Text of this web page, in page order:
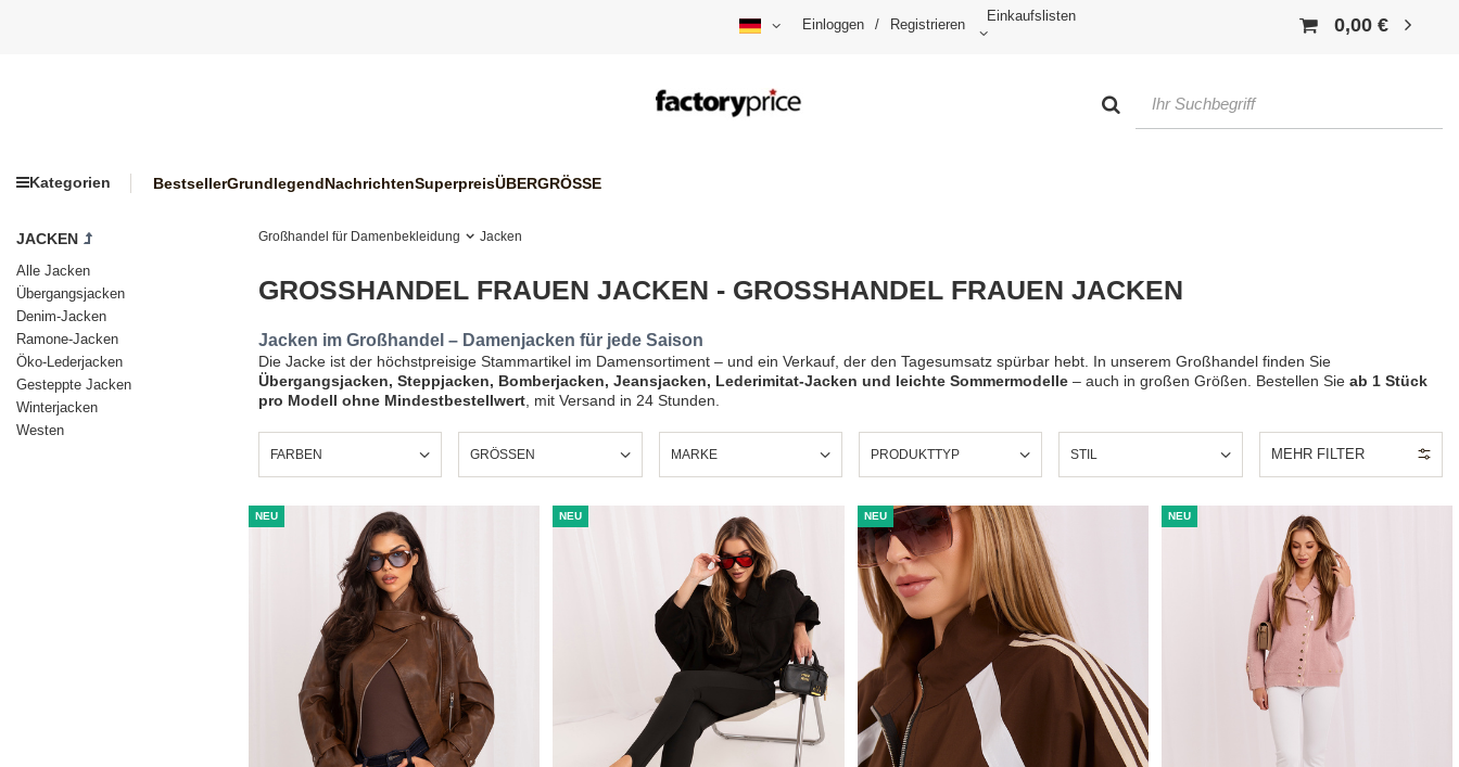
Einloggen / Registrieren
Einkaufslisten 0,00 €
Kategorien BestsellerGrundlegendNachrichtenSuperpreisÜBERGRÖSSE
JACKEN
Alle Jacken
Übergangsjacken
Denim-Jacken
Ramone-Jacken
Öko-Lederjacken
Gesteppte Jacken
Winterjacken
Westen
Großhandel für Damenbekleidung Jacken
GROSSHANDEL FRAUEN JACKEN - GROSSHANDEL FRAUEN JACKEN
Jacken im Großhandel – Damenjacken für jede Saison
Die Jacke ist der höchstpreisige Stammartikel im Damensortiment – und ein Verkauf, der den Tagesumsatz spürbar hebt. In unserem Großhandel finden Sie
Übergangsjacken, Steppjacken, Bomberjacken, Jeansjacken, Lederimitat-Jacken und leichte Sommermodelle – auch in großen Größen. Bestellen Sieab 1 Stück
pro Modell ohne Mindestbestellwert , mit Versand in 24 Stunden.
FARBEN GRÖSSEN MARKE PRODUKTTYP STIL MEHR FILTER
NEU NEU NEU NEU